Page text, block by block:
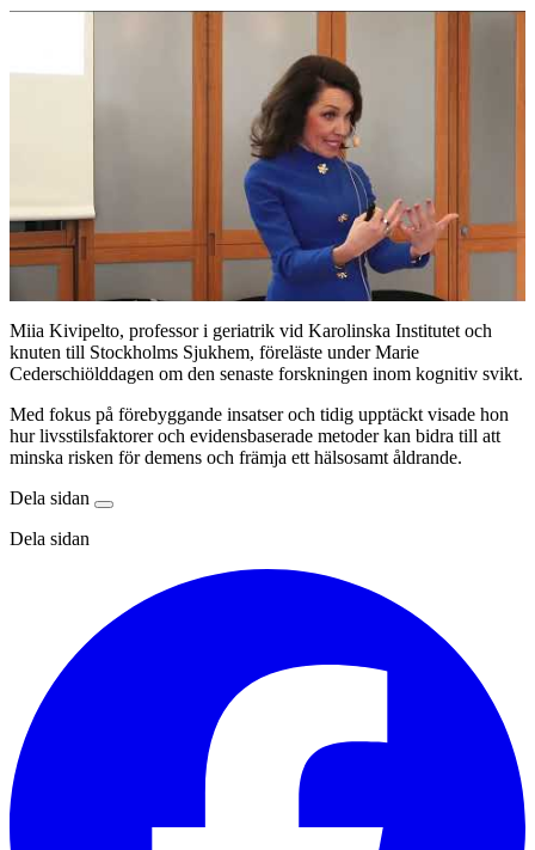
Miia Kivipelto, professor i geriatrik vid Karolinska Institutet och
knuten till Stockholms Sjukhem, föreläste under Marie
Cederschiölddagen om den senaste forskningen inom kognitiv svikt.
Med fokus på förebyggande insatser och tidig upptäckt visade hon
hur livsstilsfaktorer och evidensbaserade metoder kan bidra till att
minska risken för demens och främja ett hälsosamt åldrande.
Dela sidan
Dela sidan